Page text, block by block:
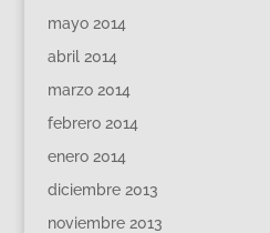
mayo 2014
abril 2014
marzo 2014
febrero 2014
enero 2014
diciembre 2013
noviembre 2013